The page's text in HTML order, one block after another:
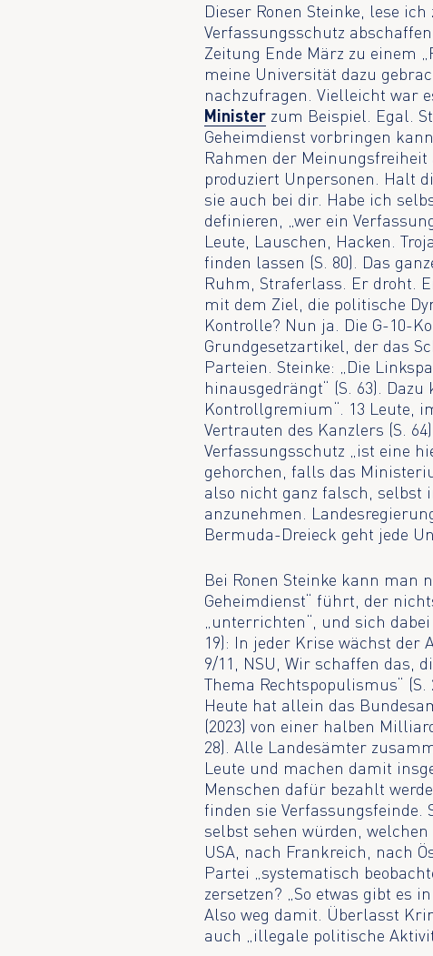
Dieser Ronen Steinke, lese
Verfassungsschutz
Zeitung Ende März zu einem
meine Universität dazu
nachzufragen. Vielleicht war
Minister zum Beispiel. Egal.
Geheimdienst vorbringen
Rahmen der Meinungsfreiheit
produziert Unpersonen. Halt
sie auch bei dir. Habe ich
definieren, „wer ein
Leute, Lauschen, Hacken.
finden lassen (S. 80). Das
Ruhm, Straferlass. Er droht.
mit dem Ziel, die politische
Kontrolle? Nun ja. Die G-10-
Grundgesetzartikel, der das
Parteien. Steinke: „Die
hinausgedrängt“ (S. 63).
Kontrollgremium“. 13 Leute,
Vertrauten des Kanzlers (S.
Verfassungsschutz „ist eine
gehorchen, falls das
also nicht ganz falsch, selbst
anzunehmen.
Bermuda-Dreieck geht jede
Bei Ronen Steinke kann man
Geheimdienst“ führt, der
„unterrichten“, und sich
19): In jeder Krise wächst der
9/11, NSU, Wir schaffen das,
Thema Rechtspopulismus“
Heute hat allein das
(2023) von einer halben
28). Alle Landesämter
Leute und machen damit
Menschen dafür bezahlt
finden sie Verfassungsfeinde.
selbst sehen würden,
USA, nach Frankreich, nach
Partei „systematisch
zersetzen? „So etwas gibt es
Also weg damit. Überlasst
auch „illegale politische